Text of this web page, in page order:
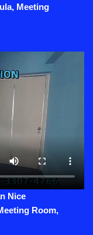
Meeting
Nice
Room,